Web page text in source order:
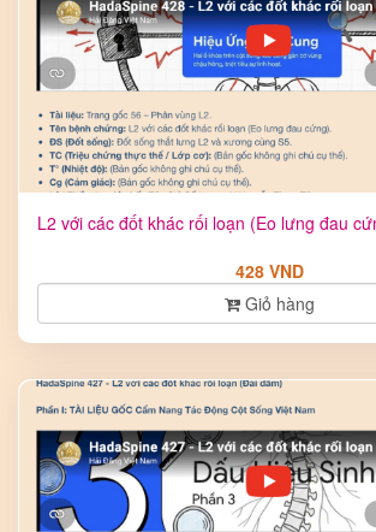
L2 với các đốt khác rối loạn (Eo lưng đau
428 VND
Giỏ hàng